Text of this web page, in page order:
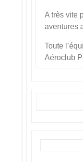
A très vite
aventures
Toute
Aéroclub